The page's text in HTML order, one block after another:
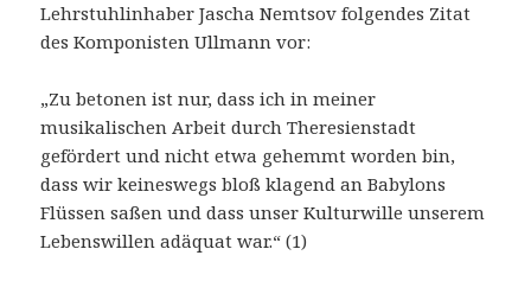
Lehrstuhlinhaber Jascha Nemtsov folgendes Zitat
des Komponisten Ullmann vor:
„Zu betonen ist nur, dass ich in meiner
musikalischen Arbeit durch Theresienstadt
gefördert und nicht etwa gehemmt worden bin,
dass wir keineswegs bloß klagend an Babylons
Flüssen saßen und dass unser Kulturwille unserem
Lebenswillen adäquat war.“ (1)